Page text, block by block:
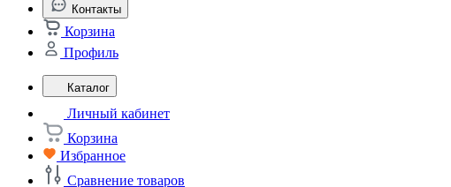
Контакты
Корзина
Профиль
Каталог
Личный кабинет
Корзина
Избранное
Сравнение товаров